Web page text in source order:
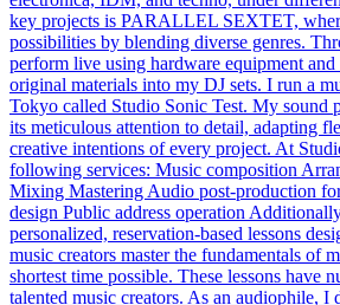
key projects is PARALLEL SEXTET,
possibilities by blending diverse genres.
perform live using hardware equipment
original materials into my DJ sets. I run a
Tokyo called Studio Sonic Test. My sound
its meticulous attention to detail, adapting
creative intentions of every project. At
following services: Music composition
Mixing Mastering Audio post-production
design Public address operation
personalized, reservation-based lessons
music creators master the fundamentals of
shortest time possible. These lessons have
talented music creators. As an audiophile, I